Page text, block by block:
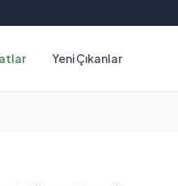
Yeni Çıkanlar